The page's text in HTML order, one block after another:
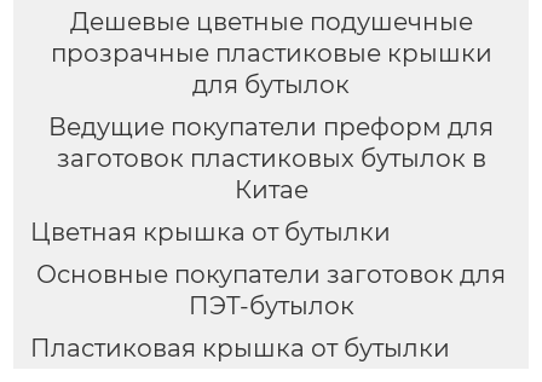
Дешевые цветные подушечные
прозрачные пластиковые крышки
для бутылок
Ведущие покупатели преформ для
заготовок пластиковых бутылок в
Китае
Цветная крышка от бутылки
Основные покупатели заготовок для
ПЭТ-бутылок
Пластиковая крышка от бутылки